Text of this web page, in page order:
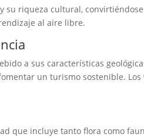
su riqueza cultural,
al aire libre.
a sus características
un turismo sostenible.
que incluye tanto flora como